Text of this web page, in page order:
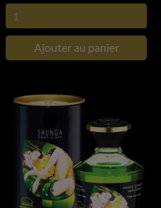
Ajouter au panier